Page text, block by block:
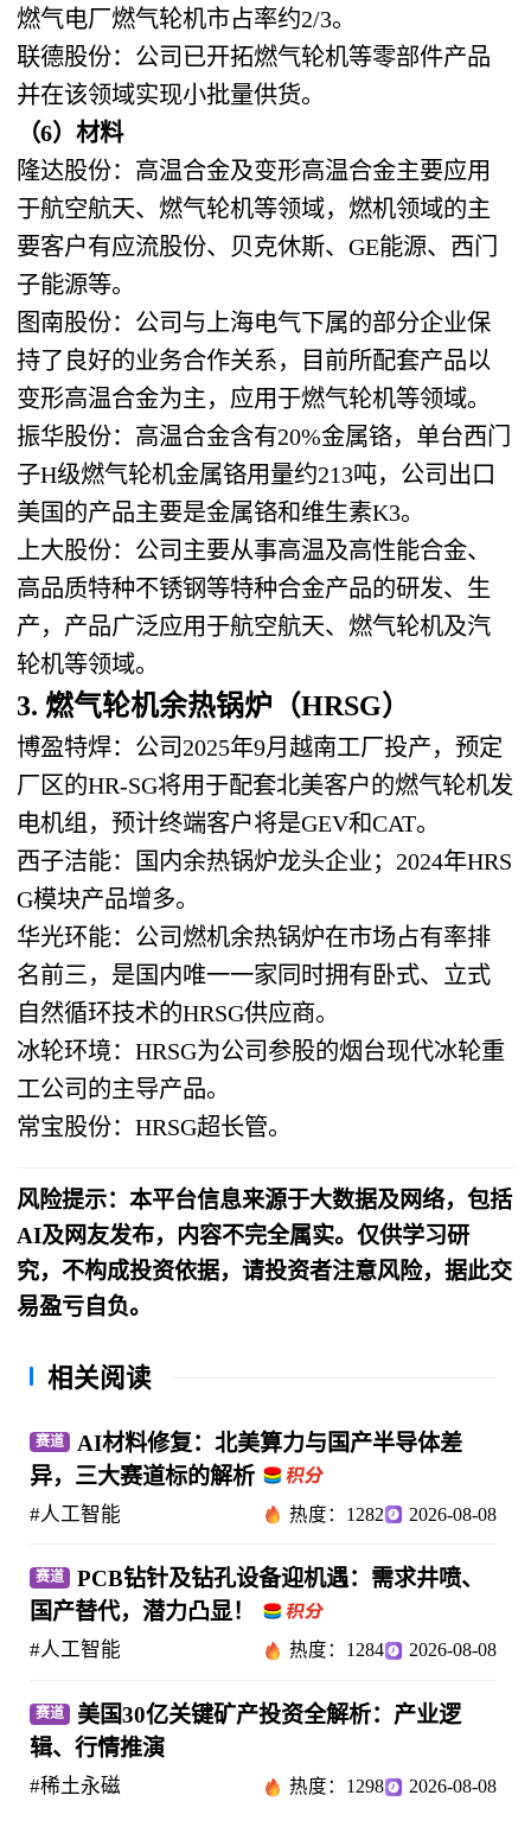
燃气电厂燃气轮机市占率约2/3。
联德股份：公司已开拓燃气轮机等零部件产品
并在该领域实现小批量供货。
（6）材料
隆达股份：高温合金及变形高温合金主要应用
于航空航天、燃气轮机等领域，燃机领域的主
要客户有应流股份、贝克休斯、GE能源、西门
子能源等。
图南股份：公司与上海电气下属的部分企业保
持了良好的业务合作关系，目前所配套产品以
变形高温合金为主，应用于燃气轮机等领域。
振华股份：高温合金含有20%金属铬，单台西门
子H级燃气轮机金属铬用量约213吨，公司出口
美国的产品主要是金属铬和维生素K3。
上大股份：公司主要从事高温及高性能合金、
高品质特种不锈钢等特种合金产品的研发、生
产，产品广泛应用于航空航天、燃气轮机及汽
轮机等领域。
3. 燃气轮机余热锅炉（HRSG）
博盈特焊：公司2025年9月越南工厂投产，预定
厂区的HR-SG将用于配套北美客户的燃气轮机发
电机组，预计终端客户将是GEV和CAT。
西子洁能：国内余热锅炉龙头企业；2024年HRS
G模块产品增多。
华光环能：公司燃机余热锅炉在市场占有率排
名前三，是国内唯一一家同时拥有卧式、立式
自然循环技术的HRSG供应商。
冰轮环境：HRSG为公司参股的烟台现代冰轮重
工公司的主导产品。
常宝股份：HRSG超长管。
风险提示：本平台信息来源于大数据及网络，包括
AI及网友发布，内容不完全属实。仅供学习研
究，不构成投资依据，请投资者注意风险，据此交
易盈亏自负。
相关阅读
赛道
AI材料修复：北美算力与国产半导体差
异，三大赛道标的解析
#人工智能 热度：1282 2026-08-08
赛道
PCB钻针及钻孔设备迎机遇：需求井喷、
国产替代，潜力凸显！
#人工智能 热度：1284 2026-08-08
赛道
美国30亿关键矿产投资全解析：产业逻
辑、行情推演
#稀土永磁 热度：1298 2026-08-08